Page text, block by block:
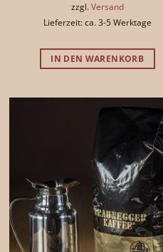
zzgl. Versand
Lieferzeit: ca. 3-5 Werktage
IN DEN WARENKORB